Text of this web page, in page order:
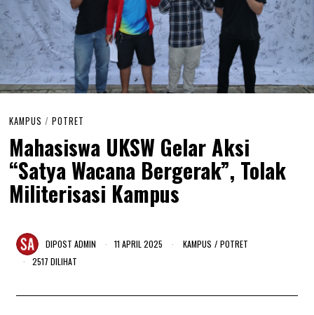
KAMPUS / POTRET
Mahasiswa UKSW Gelar Aksi
“Satya Wacana Bergerak”, Tolak
Militerisasi Kampus
DIPOST ADMIN 11 APRIL 2025
I
KAMPUS / POTRET
2517 DILIHAT